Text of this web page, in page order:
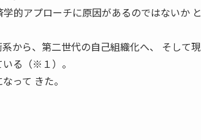
的アプローチに原因があるのではないか と
から、第二世代の自己組織化へ、 そして現
る（※１）。
って きた。